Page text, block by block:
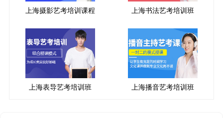
上海摄影艺考培训课程 上海书法艺考培训班
上海表导艺考培训班 上海播音艺考培训班